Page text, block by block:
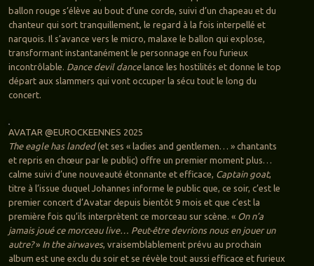
ballon rouge s’élève au bout d’une corde, suivi d’un chapeau et du
chanteur qui sort tranquillement, le regard à la fois interpellé et
narquois. Il s’avance vers le micro, malaxe le ballon qui explose,
transformant instantanément le personnage en fou furieux
incontrôlable. Dance devil dancelance les hostilités et donne le top
départ aux slammers qui vont occuper la sécu tout le long du
concert.
AVATAR @EUROCKEENNES 2025
The eagle has landed(et ses « ladies and gentlemen… » chantants
et repris en chœur par le public) offre un premier moment plus…
calme suivi d’une nouveauté étonnante et efficace, Captain goat,
titre à l’issue duquel Johannes informe le public que, ce soir, c’est le
premier concert d’Avatar depuis bientôt 9 mois et que c’est la
première fois qu’ils interprètent ce morceau sur scène. « On n’a
jamais joué ce morceau live… Peut-être devrions nous en jouer un
autre?» In the airwaves, vraisemblablement prévu au prochain
album est une exclu du soir et se révèle tout aussi efficace et furieux